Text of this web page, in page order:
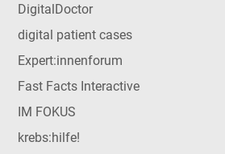
DigitalDoctor
digital patient cases
Expert:innenforum
Fast Facts Interactive
IM FOKUS
krebs:hilfe!